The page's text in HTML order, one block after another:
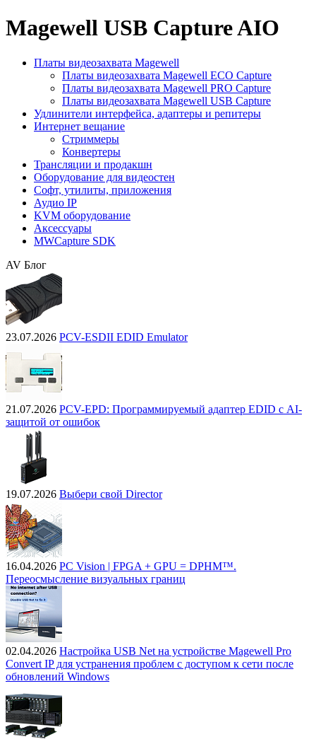
Magewell USB Capture AIO
Платы видеозахвата Magewell
Платы видеозахвата Magewell ECO Capture
Платы видеозахвата Magewell PRO Capture
Платы видеозахвата Magewell USB Capture
Удлинители интерфейса, адаптеры и репитеры
Интернет вещание
Стриммеры
Конвертеры
Трансляции и продакшн
Оборудование для видеостен
Софт, утилиты, приложения
Аудио IP
KVM оборудование
Аксессуары
MWCapture SDK
AV Блог
23.07.2026 PCV-ESDII EDID Emulator
21.07.2026 PCV-EPD: Программируемый адаптер EDID с AI-
защитой от ошибок
19.07.2026 Выбери свой Director
16.04.2026 PC Vision | FPGA + GPU = DPHM™.
Переосмысление визуальных границ
02.04.2026 Настройка USB Net на устройстве Magewell Pro
Convert IP для устранения проблем с доступом к сети после
обновлений Windows